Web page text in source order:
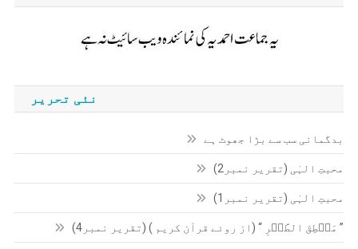
نئی تحریر
بدگمانی سب سے بڑا جھوٹ ہے
محبتِ الہٰی (تقریر نمبر2)
محبتِ الہٰی (تقریر نمبر1)
” مَنۡطِقَ الطَّیۡرِ “ (از روئے قرآن کریم ) (تقریر نمبر4)